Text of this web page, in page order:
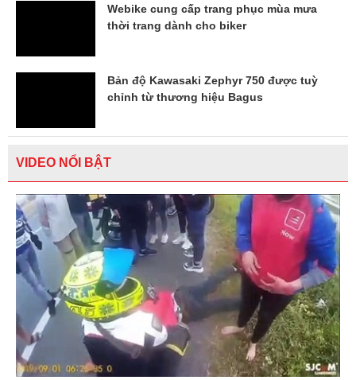
Webike cung cấp trang phục mùa mưa
thời trang dành cho biker
Bản độ Kawasaki Zephyr 750 được tuỳ
chỉnh từ thương hiệu Bagus
VIDEO NỔI BẬT